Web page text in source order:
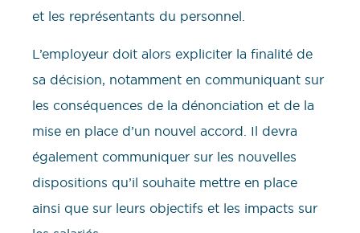
et les représentants du personnel.
L’employeur doit alors expliciter la finalité de
sa décision, notamment en communiquant sur
les conséquences de la dénonciation et de la
mise en place d’un nouvel accord. Il devra
également communiquer sur les nouvelles
dispositions qu’il souhaite mettre en place
ainsi que sur leurs objectifs et les impacts sur